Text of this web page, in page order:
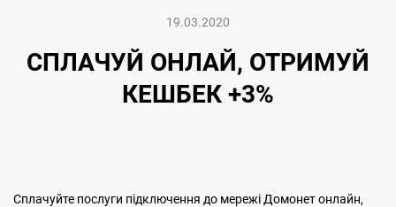
19.03.2020
СПЛАЧУЙ ОНЛАЙ, ОТРИМУЙ
КЕШБЕК +3%
Сплачуйте послуги підключення до мережі Домонет онлайн,